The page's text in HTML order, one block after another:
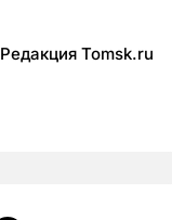
Редакция Tomsk.ru